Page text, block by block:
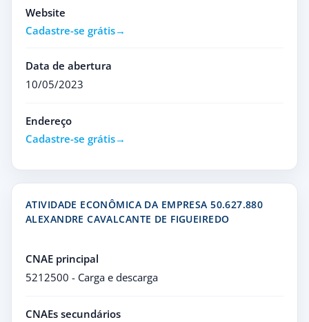
Website
Cadastre-se grátis
Data de abertura
10/05/2023
Endereço
Cadastre-se grátis
ATIVIDADE ECONÔMICA DA EMPRESA 50.627.880
ALEXANDRE CAVALCANTE DE FIGUEIREDO
CNAE principal
5212500 - Carga e descarga
CNAEs secundários